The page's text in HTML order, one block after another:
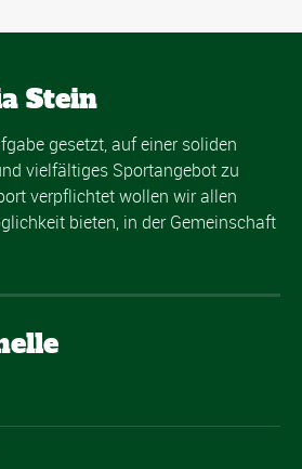
Stein
gesetzt, auf einer soliden
vielfältiges Sportangebot zu
verpflichtet wollen wir allen
bieten, in der Gemeinschaft